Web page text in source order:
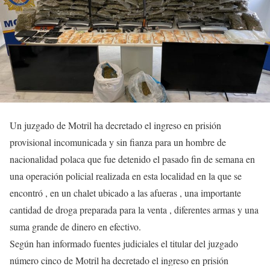
Un juzgado de Motril ha decretado el ingreso en prisión
provisional incomunicada y sin fianza para un hombre de
nacionalidad polaca que fue detenido el pasado fin de semana en
una operación policial realizada en esta localidad en la que se
encontró , en un chalet ubicado a las afueras , una importante
cantidad de droga preparada para la venta , diferentes armas y una
suma grande de dinero en efectivo.
Según han informado fuentes judiciales el titular del juzgado
número cinco de Motril ha decretado el ingreso en prisión